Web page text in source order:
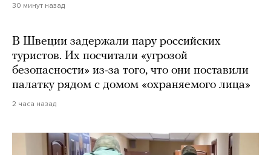
30 минут назад
В Швеции задержали пару российских
туристов. Их посчитали «угрозой
безопасности» из-за того, что они поставили
палатку рядом с домом «охраняемого лица»
2 часа назад